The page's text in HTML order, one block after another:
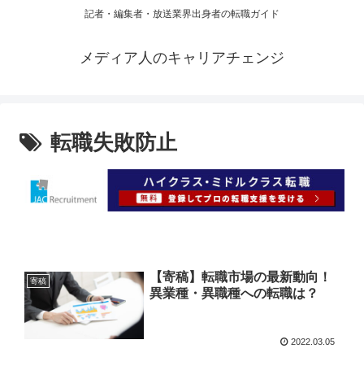
記者・編集者・放送業界出身者の転職ガイド
メディア人のキャリアチェンジ
転職失敗防止
寄稿
【寄稿】転職市場の最新動向！
異業種・異職種への転職は？
2022.03.05